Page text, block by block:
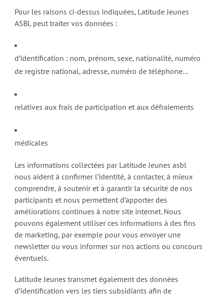
Pour les raisons ci-dessus indiquées, Latitude Jeunes
ASBL peut traiter vos données :
d’identification : nom, prénom, sexe, nationalité, numéro
de registre national, adresse, numéro de téléphone…
relatives aux frais de participation et aux défraiements
médicales
Les informations collectées par Latitude Jeunes asbl
nous aident à confirmer l’identité, à contacter, à mieux
comprendre, à soutenir et à garantir la sécurité de nos
participants et nous permettent d’apporter des
améliorations continues à notre site internet. Nous
pouvons également utiliser ces informations à des fins
de marketing, par exemple pour vous envoyer une
newsletter ou vous informer sur nos actions ou concours
éventuels.
Latitude Jeunes transmet également des données
d’identification vers les tiers subsidiants afin de